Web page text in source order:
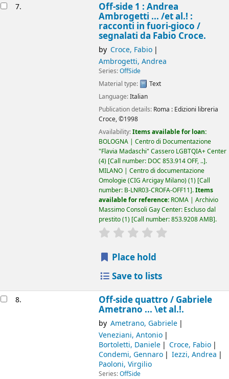
7. Off-side 1 : Andrea
Ambrogetti ... /et al.! :
racconti in fuori-gioco /
segnalati da Fabio Croce.
by Croce, Fabio
Ambrogetti, Andrea
Series:OffSide
Material type:
Text
Language:Italian
Publication details: Roma : Edizioni libreria
Croce,©1998
Availability:Items available for loan:
BOLOGNA | Centro di Documentazione
"Flavia Madaschi" Cassero LGBTQIA+ Center
(4) Call number: DOC 853.914 OFF, .. .
MILANO | Centro di documentazione
Omologie (CIG Arcigay Milano)(1) Call
number: B-LNR03-CROFA-OFF11 .Items
available for reference: ROMA | Archivio
Massimo Consoli Gay Center: Escluso dal
prestito(1) Call number:853.9208 AMB .
star rating
Place hold
Save to lists
8. Off-side quattro / Gabriele
Ametrano ... \et al.!.
by Ametrano, Gabriele
Veneziani, Antonio
Bortoletti, Daniele
Croce, Fabio
Condemi, Gennaro
Iezzi, Andrea
Paoloni, Virgilio
Series:OffSide